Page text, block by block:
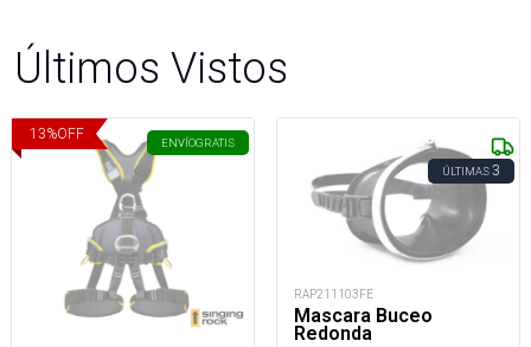
Últimos Vistos
13%OFF
ENVÍOGRATIS
ÚLTIMAS3
RAP211103FE
Mascara Buceo
Redonda